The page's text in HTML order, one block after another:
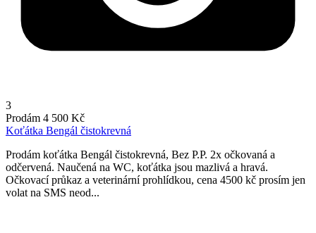
3
Prodám 4 500 Kč
Koťátka Bengál čistokrevná
Prodám koťátka Bengál čistokrevná, Bez P.P. 2x očkovaná a
odčervená. Naučená na WC, koťátka jsou mazlivá a hravá.
Očkovací průkaz a veterinární prohlídkou, cena 4500 kč prosím jen
volat na SMS neod...